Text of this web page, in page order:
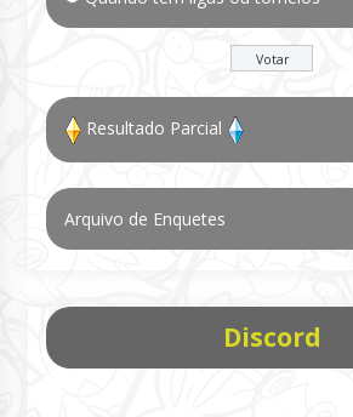
Resultado Parcial
Arquivo de Enquetes
Discord